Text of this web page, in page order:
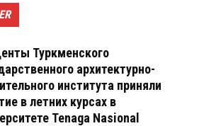
Туркменского
архитектурно-
института приняли
в летних курсах в
Tenaga Nasional